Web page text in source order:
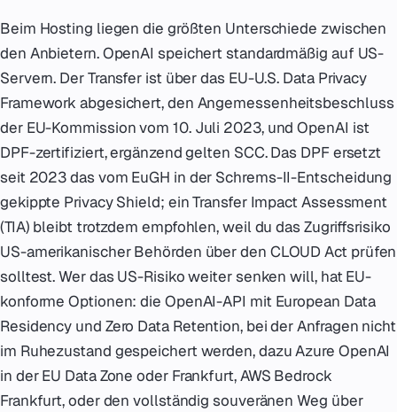
Beim Hosting liegen die größten Unterschiede zwischen
den Anbietern. OpenAI speichert standardmäßig auf US-
Servern. Der Transfer ist über das EU-U.S. Data Privacy
Framework abgesichert, den Angemessenheitsbeschluss
der EU-Kommission vom 10. Juli 2023, und OpenAI ist
DPF-zertifiziert, ergänzend gelten SCC. Das DPF ersetzt
seit 2023 das vom EuGH in der Schrems-II-Entscheidung
gekippte Privacy Shield; ein Transfer Impact Assessment
(TIA) bleibt trotzdem empfohlen, weil du das Zugriffsrisiko
US-amerikanischer Behörden über den CLOUD Act prüfen
solltest. Wer das US-Risiko weiter senken will, hat EU-
konforme Optionen: die OpenAI-API mit European Data
Residency und Zero Data Retention, bei der Anfragen nicht
im Ruhezustand gespeichert werden, dazu Azure OpenAI
in der EU Data Zone oder Frankfurt, AWS Bedrock
Frankfurt, oder den vollständig souveränen Weg über